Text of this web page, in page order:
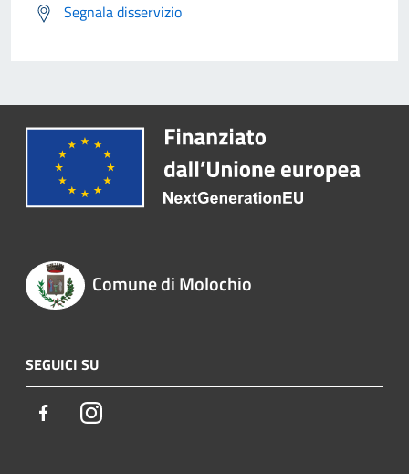
Segnala disservizio
Comune di Molochio
SEGUICI SU
FacebookInstagram